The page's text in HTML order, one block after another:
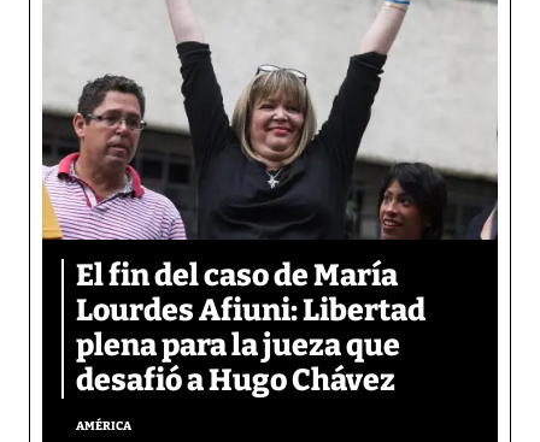
El fin del caso de María
Lourdes Afiuni: Libertad
plena para la jueza que
desafió a Hugo Chávez
AMÉRICA